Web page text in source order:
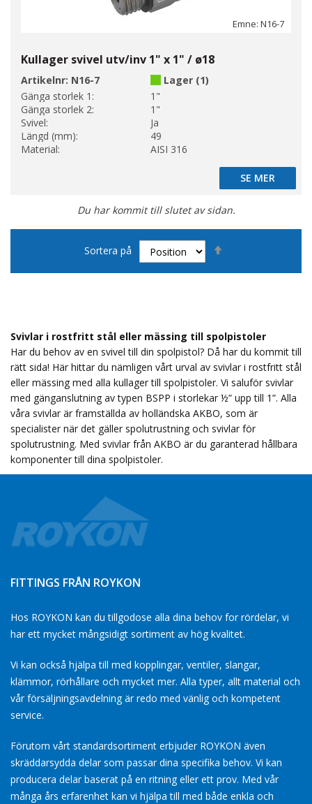
Emne: N16-7
Kullager svivel utv/inv 1" x 1" / ø18
Artikelnr: N16-7
Lager (1)
Gänga storlek 1:
1"
Gänga storlek 2:
1"
Svivel:
Ja
Längd (mm):
49
Material:
AISI 316
SE MER
SE MER
Du har kommit till slutet av sidan.
Sortera på
Svivlar i rostfritt stål eller mässing till spolpistoler
Har du behov av en svivel till din spolpistol? Då har du kommit till
rätt sida! Här hittar du nämligen vårt urval av svivlar i rostfritt stål
eller mässing med alla kullager till spolpistoler. Vi saluför svivlar
med gänganslutning av typen BSPP i storlekar ½” upp till 1”. Alla
våra svivlar är framställda av holländska AKBO, som är
specialister när det gäller spolutrustning och svivlar för
spolutrustning. Med svivlar från AKBO är du garanterad hållbara
komponenter till dina spolpistoler.
FITTINGS FRÅN ROYKON
Hos ROYKON kan du tillgodose alla dina behov for rördelar, vi
har ett mycket mångsidigt sortiment av hög kvalitet.
Vi kan också hjälpa till med kopplingar, ventiler, slangar,
klämmor, rörhållare och mycket mer. Alla typer, allt material och
vår försäljningsavdelning är redo med vänlig och kompetent
service.
Förutom vårt standardsortiment erbjuder ROYKON även
skräddarsydda delar som passar dina specifika behov. Vi kan
producera delar baserat på en ritning eller ett prov. Med vår
många års erfarenhet kan vi hjälpa till med både enkla och